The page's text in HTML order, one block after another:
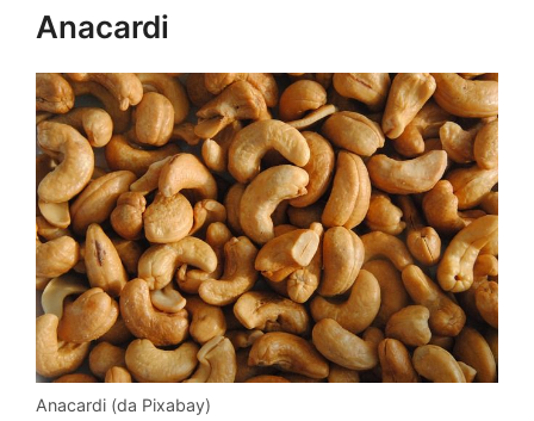
Anacardi
Anacardi (da Pixabay)